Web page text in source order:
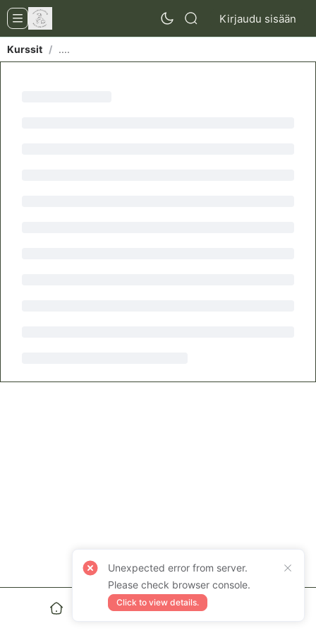
Kirjaudu sisään
Kurssit / ....
Unexpected error from server.
Please check browser console.
Click to view details.